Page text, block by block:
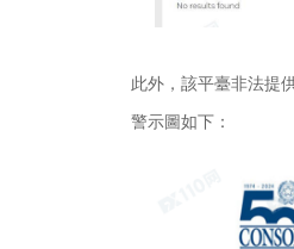
此外，該平臺非法提
警示圖如下：